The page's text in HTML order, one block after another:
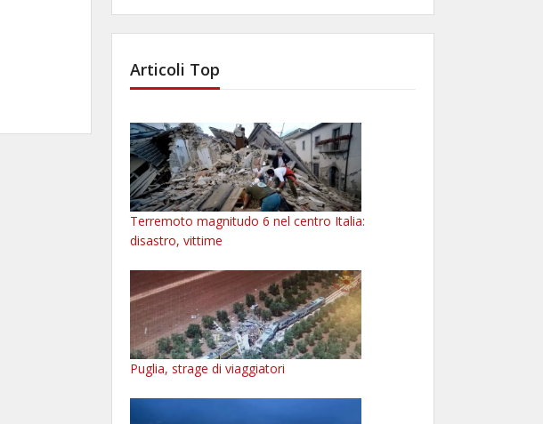
Articoli Top
Terremoto magnitudo 6 nel centro Italia:
disastro, vittime
Puglia, strage di viaggiatori